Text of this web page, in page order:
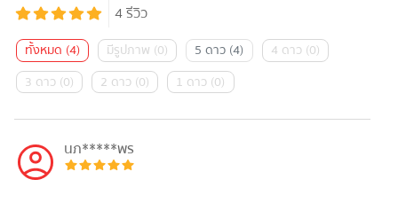
4รีวิว
ทั้งหมด (4) มีรูปภาพ (0) 5 ดาว (4) 4 ดาว (0)
3 ดาว (0) 2 ดาว (0) 1 ดาว (0)
นภ*****พร